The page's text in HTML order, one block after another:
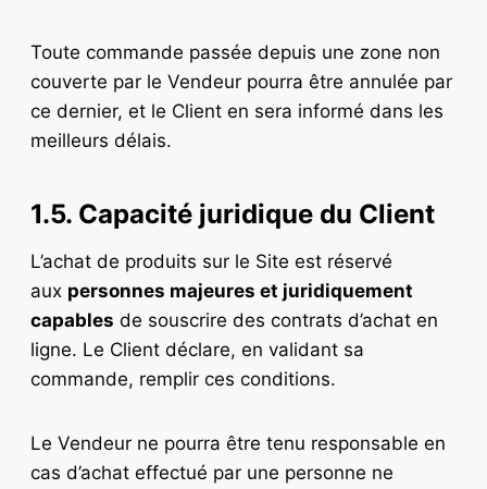
Toute commande passée depuis une zone non
couverte par le Vendeur pourra être annulée par
ce dernier, et le Client en sera informé dans les
meilleurs délais.
1.5. Capacité juridique du Client
L’achat de produits sur le Site est réservé
aux personnes majeures et juridiquement
capables de souscrire des contrats d’achat en
ligne. Le Client déclare, en validant sa
commande, remplir ces conditions.
Le Vendeur ne pourra être tenu responsable en
cas d’achat effectué par une personne ne